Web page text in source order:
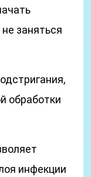
заняться
обработки
инфекции